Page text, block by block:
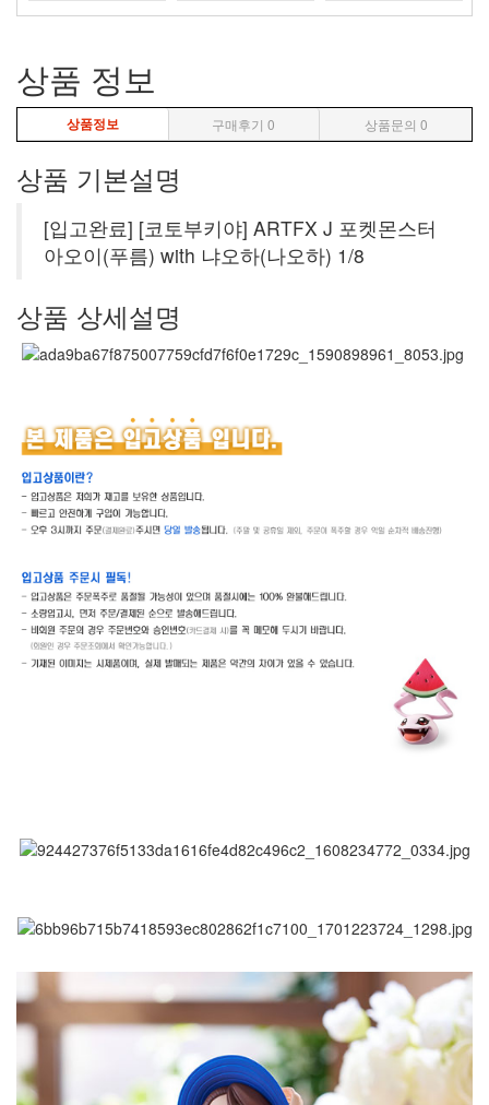
상품 정보
상품정보 구매후기0 상품문의 0
상품 기본설명
[입고완료] [코토부키야] ARTFX J 포켓몬스터
아오이(푸름) with 냐오하(나오하) 1/8
상품 상세설명